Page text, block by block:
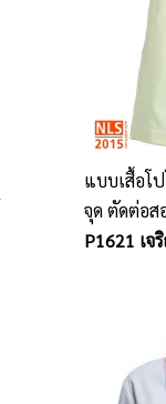
แบบเสื้อโ
จุด ตัดต่อส
P1621 เจ